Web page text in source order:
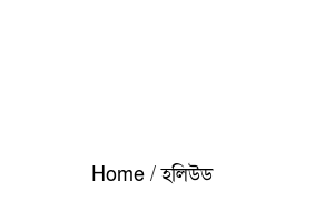
Home / হলিউড